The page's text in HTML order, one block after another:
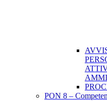
PON 8 –